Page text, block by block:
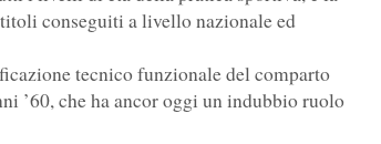
conseguiti a livello nazionale ed
tecnico funzionale del comparto
’60, che ha ancor oggi un indubbio ruolo